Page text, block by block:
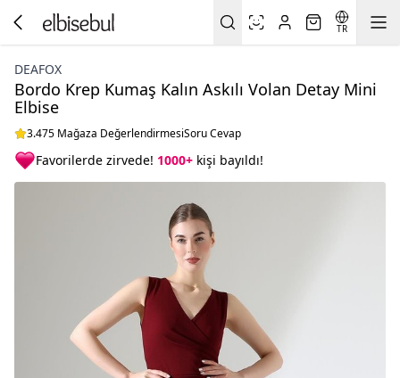
TR
DEAFOX
Bordo Krep Kumaş Kalın Askılı Volan Detay Mini
Elbise
3.475 Mağaza DeğerlendirmesiSoru Cevap
Favorilerde zirvede! 1000+ kişi bayıldı!